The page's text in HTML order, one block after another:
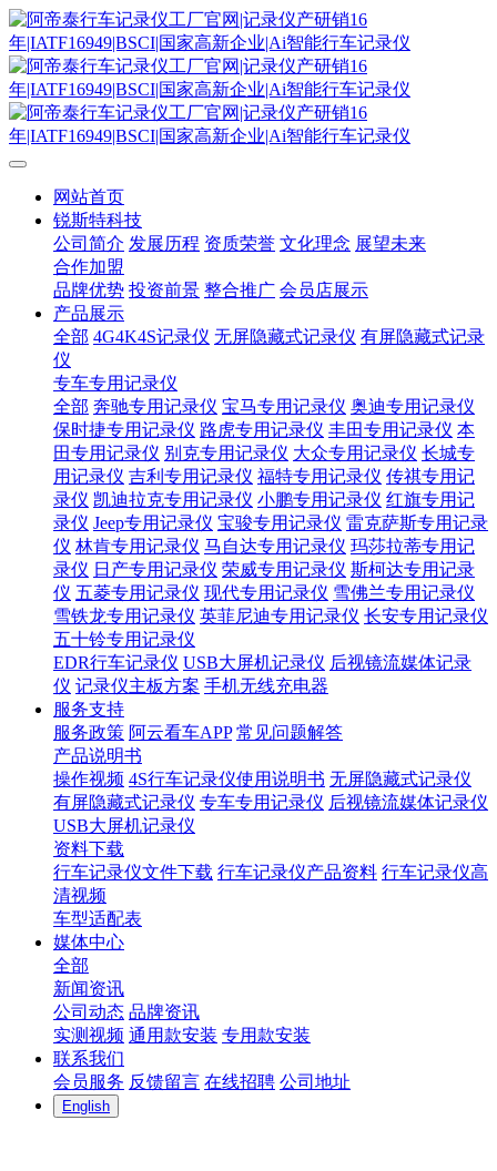
网站首页
锐斯特科技
公司简介 发展历程 资质荣誉 文化理念 展望未来
合作加盟
品牌优势 投资前景 整合推广 会员店展示
产品展示
全部 4G4K4S记录仪 无屏隐藏式记录仪 有屏隐藏式记录
仪
专车专用记录仪
全部 奔驰专用记录仪 宝马专用记录仪 奥迪专用记录仪
保时捷专用记录仪 路虎专用记录仪 丰田专用记录仪 本
田专用记录仪 别克专用记录仪 大众专用记录仪 长城专
用记录仪 吉利专用记录仪 福特专用记录仪 传祺专用记
录仪 凯迪拉克专用记录仪 小鹏专用记录仪 红旗专用记
录仪 Jeep专用记录仪 宝骏专用记录仪 雷克萨斯专用记录
仪 林肯专用记录仪 马自达专用记录仪 玛莎拉蒂专用记
录仪 日产专用记录仪 荣威专用记录仪 斯柯达专用记录
仪 五菱专用记录仪 现代专用记录仪 雪佛兰专用记录仪
雪铁龙专用记录仪 英菲尼迪专用记录仪 长安专用记录仪
五十铃专用记录仪
EDR行车记录仪 USB大屏机记录仪 后视镜流媒体记录
仪 记录仪主板方案 手机无线充电器
服务支持
服务政策 阿云看车APP 常见问题解答
产品说明书
操作视频 4S行车记录仪使用说明书 无屏隐藏式记录仪
有屏隐藏式记录仪 专车专用记录仪 后视镜流媒体记录仪
USB大屏机记录仪
资料下载
行车记录仪文件下载 行车记录仪产品资料 行车记录仪高
清视频
车型适配表
媒体中心
全部
新闻资讯
公司动态 品牌资讯
实测视频 通用款安装 专用款安装
联系我们
会员服务 反馈留言 在线招聘 公司地址
English